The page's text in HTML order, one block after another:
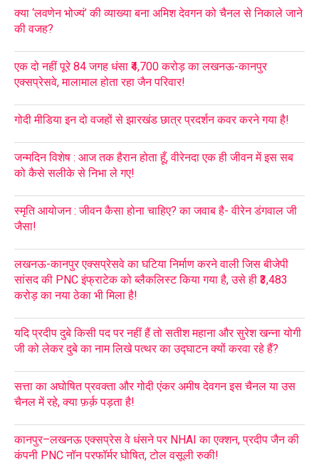
क्या ‘लवणेन भोज्यं’ की व्याख्या बना अमिश देवगन को चैनल से निकाले जाने
की वजह?
एक दो नहीं पूरे 84 जगह धंसा ₹4,700 करोड़ का लखनऊ-कानपुर
एक्सप्रेसवे, मालामाल होता रहा जैन परिवार!
गोदी मीडिया इन दो वजहों से झारखंड छात्र प्रदर्शन कवर करने गया है!
जन्मदिन विशेष : आज तक हैरान होता हूँ, वीरेनदा एक ही जीवन में इस सब
को कैसे सलीके से निभा ले गए!
स्मृति आयोजन : जीवन कैसा होना चाहिए? का जवाब है- वीरेन डंगवाल जी
जैसा!
लखनऊ-कानपुर एक्सप्रेसवे का घटिया निर्माण करने वाली जिस बीजेपी
सांसद की PNC इंफ्राटेक को ब्लैकलिस्ट किया गया है, उसे ही ₹3,483
करोड़ का नया ठेका भी मिला है!
यदि प्रदीप दुबे किसी पद पर नहीं हैं तो सतीश महाना और सुरेश खन्ना योगी
जी को लेकर दुबे का नाम लिखे पत्थर का उद्घाटन क्यों करवा रहे हैं?
सत्ता का अघोषित प्रवक्ता और गोदी एंकर अमीष देवगन इस चैनल या उस
चैनल में रहे, क्या फ़र्क़ पड़ता है!
कानपुर–लखनऊ एक्सप्रेस वे धंसने पर NHAI का एक्शन, प्रदीप जैन की
कंपनी PNC नॉन परफॉर्मर घोषित, टोल वसूली रुकी!